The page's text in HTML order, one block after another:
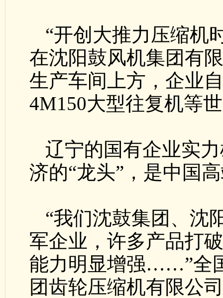
“开创大推力压缩
在沈阳鼓风机集团有
生产车间上方，企业
4M150大型往复机等
辽宁的国有企业实
济的“龙头”，是中国
“我们沈鼓集团、沈
军企业，许多产品打
能力明显增强……”全
团齿轮压缩机有限公